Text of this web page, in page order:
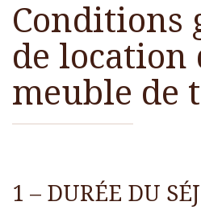
Conditions
de location
meuble de
1 – DURÉE DU